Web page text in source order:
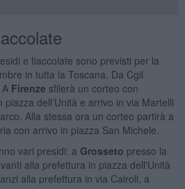
e fiaccolate sono previsti per la
in tutta la Toscana. Da Cgil
Firenze sfilerà un corteo con
dell'Unità e arrivo in via Martelli
Alla stessa ora un corteo partirà a
con arrivo in piazza San Michele.
vari presidi: a Grosseto presso la
alla prefettura in piazza dell'Unità
alla prefettura in via Cairoli, a